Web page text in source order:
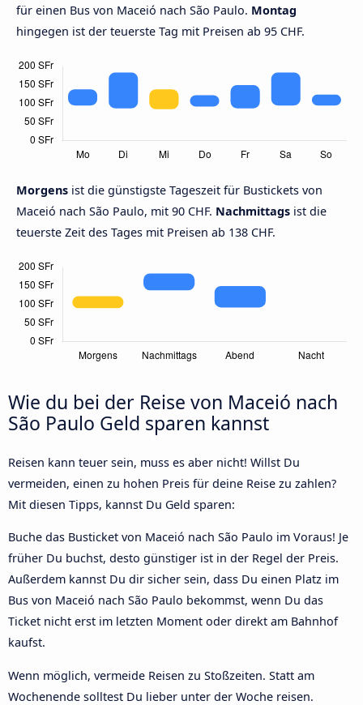
für einen Bus von Maceió nach São Paulo. Montag
hingegen ist der teuerste Tag mit Preisen ab 95 CHF.
Morgens ist die günstigste Tageszeit für Bustickets von
Maceió nach São Paulo, mit 90 CHF. Nachmittags ist die
teuerste Zeit des Tages mit Preisen ab 138 CHF.
Wie du bei der Reise von Maceió nach
São Paulo Geld sparen kannst
Reisen kann teuer sein, muss es aber nicht! Willst Du
vermeiden, einen zu hohen Preis für deine Reise zu zahlen?
Mit diesen Tipps, kannst Du Geld sparen:
Buche das Busticket von Maceió nach São Paulo im Voraus! Je
früher Du buchst, desto günstiger ist in der Regel der Preis.
Außerdem kannst Du dir sicher sein, dass Du einen Platz im
Bus von Maceió nach São Paulo bekommst, wenn Du das
Ticket nicht erst im letzten Moment oder direkt am Bahnhof
kaufst.
Wenn möglich, vermeide Reisen zu Stoßzeiten. Statt am
Wochenende solltest Du lieber unter der Woche reisen.